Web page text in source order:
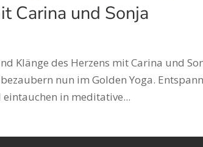
Carina und Sonja
Klänge des Herzens mit Carina und
nun im Golden Yoga.
in meditative...